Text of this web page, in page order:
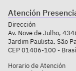
Atención
Dirección
Av. Nove de Julho,
Jardim Paulista, São
CEP 01406-100 -
Horario de Atención